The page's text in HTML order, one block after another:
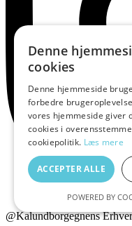
@Kalundborgegnens
Denne
cookies
Denne hjemmeside
forbedre
vores hjemmeside giver
cookies i
cookiepolitik. Læs mere
ACCEPTER ALLE
POWERED BY